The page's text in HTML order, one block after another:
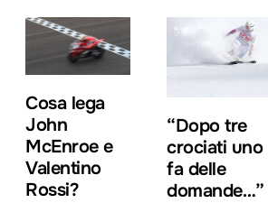
Cosa lega
John
McEnroe e
Valentino
Rossi?
“Dopo tre
crociati uno
fa delle
domande…”